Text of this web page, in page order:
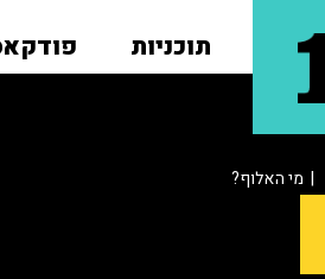
תוכניות
| מי האלוף?